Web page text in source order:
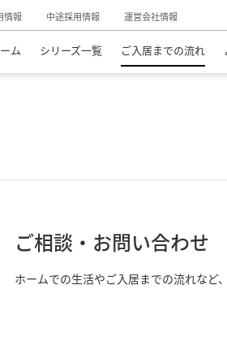
情報 中途採用情報 運営会社情報
ム シリーズ一覧 ご入居までの流れ
ご相談・お問い合わせ
ホームでの生活やご入居までの流れなど